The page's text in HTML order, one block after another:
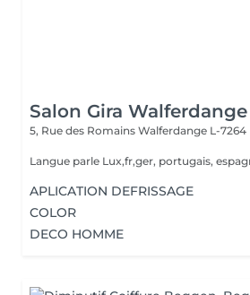
Salon Gira Walferdange
5, Rue des Romains Walferdange L-7264
Langue parle Lux,fr,ger, portugais,
APLICATION DEFRISSAGE
COLOR
DECO HOMME